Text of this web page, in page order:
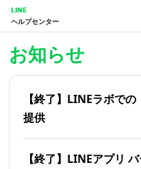
LINE
ヘルプセンター
お知らせ
【終了】LINEラボで
提供
【終了】LINEアプリ